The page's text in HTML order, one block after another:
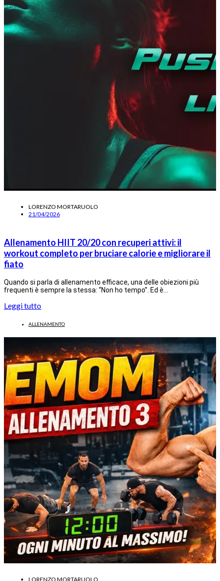
LORENZO MORTARUOLO
21/04/2026
Allenamento HIIT 20/20 con recuperi attivi: il
workout completo per bruciare calorie e migliorare il
fiato
Quando si parla di allenamento efficace, una delle obiezioni più
frequenti è sempre la stessa: “Non ho tempo”. Ed è…
Leggi tutto
ALLENAMENTO
LORENZO MORTARUOLO